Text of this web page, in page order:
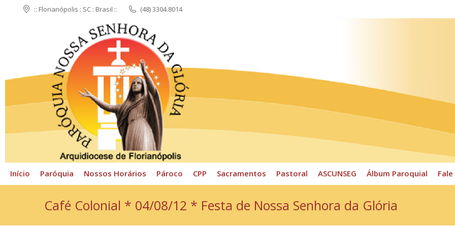
:: Florianópolis : SC : Brasil :: (48) 3304.8014
Início Paróquia Nossos Horários Pároco CPP Sacramentos Pastoral ASCUNSEG Álbum Paroquial
Café Colonial * 04/08/12 * Festa de Nossa Senhora da Glória